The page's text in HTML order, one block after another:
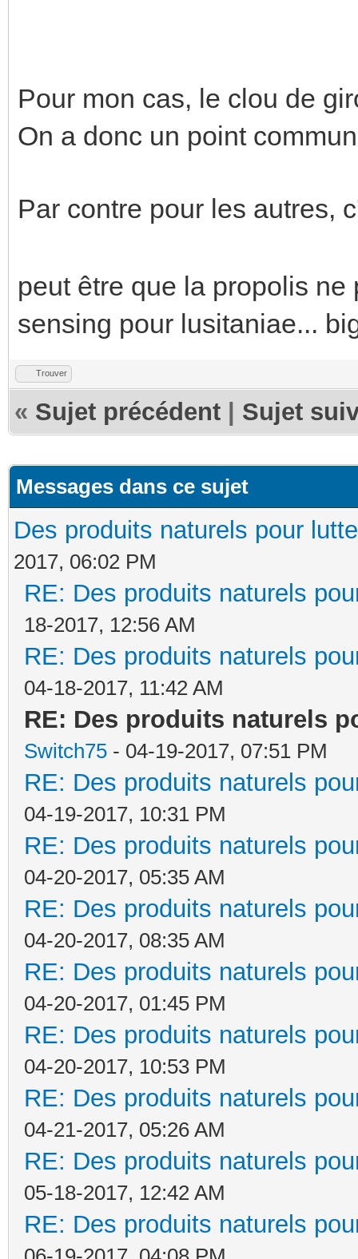
Pour mon cas, le clou de
On a donc un point
Par contre pour les autres,
peut être que la propolis
sensing pour lusitaniae...
Trouver
« Sujet précédent Sujet
Messages dans ce sujet
Des produits naturels pour
2017, 06:02 PM
RE: Des produits naturels
18-2017, 12:56 AM
RE: Des produits naturels
04-18-2017, 11:42 AM
RE: Des produits naturels
Switch75 - 04-19-2017, 07:51 PM
RE: Des produits naturels
04-19-2017, 10:31 PM
RE: Des produits naturels
04-20-2017, 05:35 AM
RE: Des produits naturels
04-20-2017, 08:35 AM
RE: Des produits naturels
04-20-2017, 01:45 PM
RE: Des produits naturels
04-20-2017, 10:53 PM
RE: Des produits naturels
04-21-2017, 05:26 AM
RE: Des produits naturels
05-18-2017, 12:42 AM
RE: Des produits naturels